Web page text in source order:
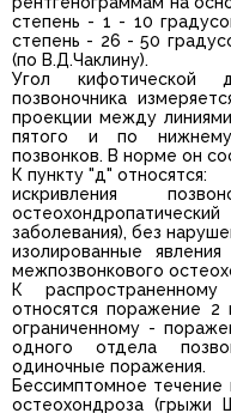
степень - 1 - 10
степень - 26 - 50
(по В.Д.Чаклину).
Угол кифотической
позвоночника
проекции между
пятого и по
позвонков. В норме он
К пункту "д" относятся:
искривления
заболевания), без
изолированные
межпозвонкового
К
относятся поражение 2
ограниченному -
одного отдела
одиночные поражения.
Бессимптомное течение
остеохондроза (грыжи